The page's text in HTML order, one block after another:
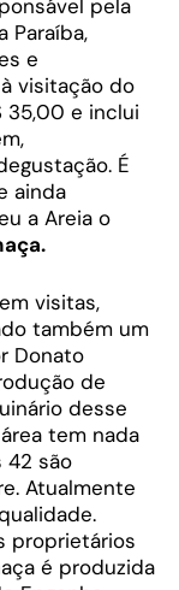
pela
Paraíba,
e
visitação do
35,00 e inclui
É
ainda
a Areia o
visitas,
também um
Donato
de
desse
tem nada
42 são
Atualmente
proprietários
é produzida